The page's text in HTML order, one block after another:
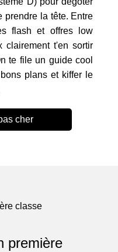
prendre la tête. Entre
flash et offres low
clairement t'en sortir
te file un guide cool
plans et kiffer le
cher
première